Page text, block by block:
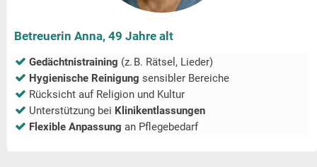
Betreuerin Anna, 49 Jahre alt
Gedächtnistraining (z. B. Rätsel, Lieder)
Hygienische Reinigung sensibler Bereiche
Rücksicht auf Religion und Kultur
Unterstützung bei Klinikentlassungen
Flexible Anpassung an Pflegebedarf